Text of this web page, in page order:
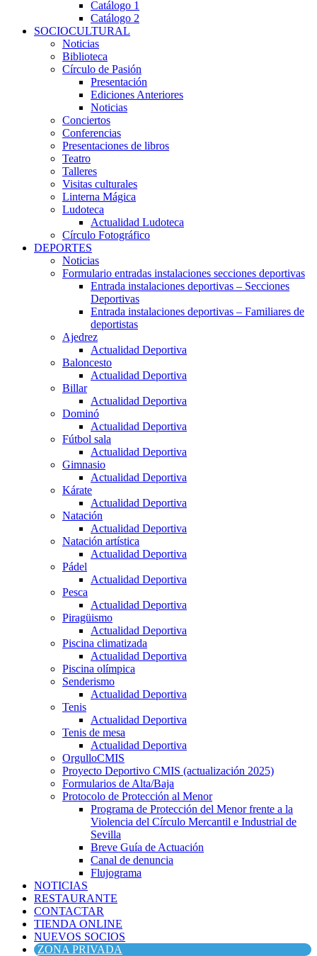
Catálogo 1
Catálogo 2
SOCIOCULTURAL
Noticias
Biblioteca
Círculo de Pasión
Presentación
Ediciones Anteriores
Noticias
Conciertos
Conferencias
Presentaciones de libros
Teatro
Talleres
Visitas culturales
Linterna Mágica
Ludoteca
Actualidad Ludoteca
Círculo Fotográfico
DEPORTES
Noticias
Formulario entradas instalaciones secciones deportivas
Entrada instalaciones deportivas – Secciones
Deportivas
Entrada instalaciones deportivas – Familiares de
deportistas
Ajedrez
Actualidad Deportiva
Baloncesto
Actualidad Deportiva
Billar
Actualidad Deportiva
Dominó
Actualidad Deportiva
Fútbol sala
Actualidad Deportiva
Gimnasio
Actualidad Deportiva
Kárate
Actualidad Deportiva
Natación
Actualidad Deportiva
Natación artística
Actualidad Deportiva
Pádel
Actualidad Deportiva
Pesca
Actualidad Deportiva
Piragüismo
Actualidad Deportiva
Piscina climatizada
Actualidad Deportiva
Piscina olímpica
Senderismo
Actualidad Deportiva
Tenis
Actualidad Deportiva
Tenis de mesa
Actualidad Deportiva
OrgulloCMIS
Proyecto Deportivo CMIS (actualización 2025)
Formularios de Alta/Baja
Protocolo de Protección al Menor
Programa de Protección del Menor frente a la
Violencia del Círculo Mercantil e Industrial de
Sevilla
Breve Guía de Actuación
Canal de denuncia
Flujograma
NOTICIAS
RESTAURANTE
CONTACTAR
TIENDA ONLINE
NUEVOS SOCIOS
ZONA PRIVADA